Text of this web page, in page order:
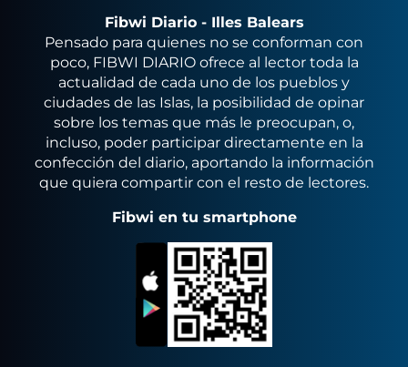
Fibwi Diario - Illes Balears
Pensado para quienes no se conforman con
poco, FIBWI DIARIO ofrece al lector toda la
actualidad de cada uno de los pueblos y
ciudades de las Islas, la posibilidad de opinar
sobre los temas que más le preocupan, o,
incluso, poder participar directamente en la
confección del diario, aportando la información
que quiera compartir con el resto de lectores.
Fibwi en tu smartphone